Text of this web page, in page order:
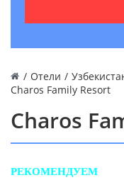
/ Отели /
Charos Family Resort
Charos
РЕКОМЕНДУЕМ